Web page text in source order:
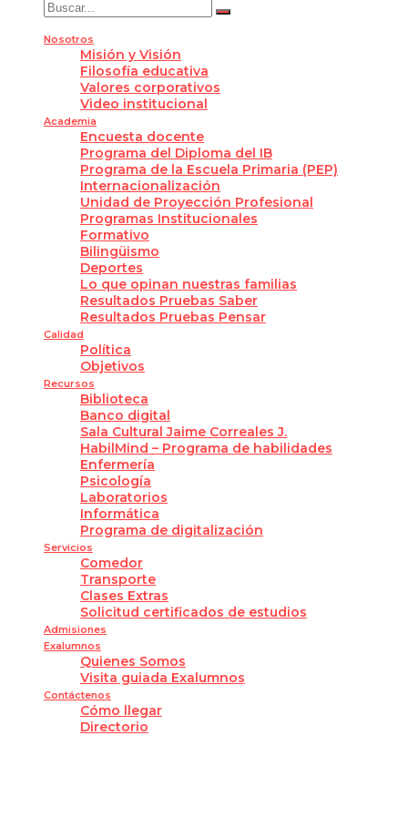
Nosotros
Misión y Visión
Filosofía educativa
Valores corporativos
Video institucional
Academia
Encuesta docente
Programa del Diploma del IB
Programa de la Escuela Primaria (PEP)
Internacionalización
Unidad de Proyección Profesional
Programas Institucionales
Formativo
Bilingüismo
Deportes
Lo que opinan nuestras familias
Resultados Pruebas Saber
Resultados Pruebas Pensar
Calidad
Política
Objetivos
Recursos
Biblioteca
Banco digital
Sala Cultural Jaime Correales J.
HabilMind – Programa de habilidades
Enfermería
Psicología
Laboratorios
Informática
Programa de digitalización
Servicios
Comedor
Transporte
Clases Extras
Solicitud certificados de estudios
Admisiones
Exalumnos
Quienes Somos
Visita guiada Exalumnos
Contáctenos
Cómo llegar
Directorio